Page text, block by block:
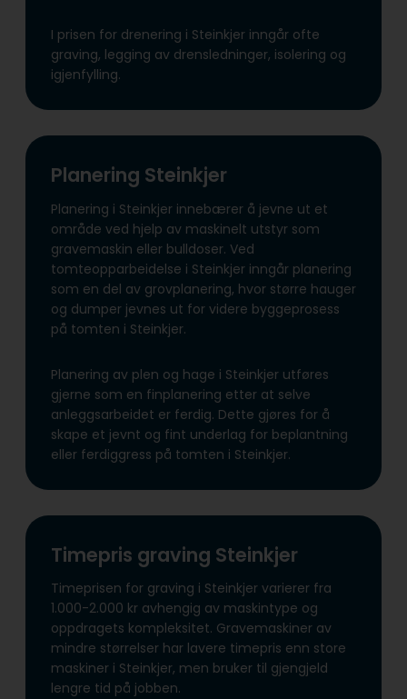
I prisen for drenering i Steinkjer inngår ofte
graving, legging av drensledninger, isolering og
igjenfylling.
Planering Steinkjer
Planering i Steinkjer innebærer å jevne ut et
område ved hjelp av maskinelt utstyr som
gravemaskin eller bulldoser. Ved
tomteopparbeidelse i Steinkjer inngår planering
som en del av grovplanering, hvor større hauger
og dumper jevnes ut for videre byggeprosess
på tomten i Steinkjer.
Planering av plen og hage i Steinkjer utføres
gjerne som en finplanering etter at selve
anleggsarbeidet er ferdig. Dette gjøres for å
skape et jevnt og fint underlag for beplantning
eller ferdiggress på tomten i Steinkjer.
Timepris graving Steinkjer
Timeprisen for graving i Steinkjer varierer fra
1.000-2.000 kr avhengig av maskintype og
oppdragets kompleksitet. Gravemaskiner av
mindre størrelser har lavere timepris enn store
maskiner i Steinkjer, men bruker til gjengjeld
lengre tid på jobben.